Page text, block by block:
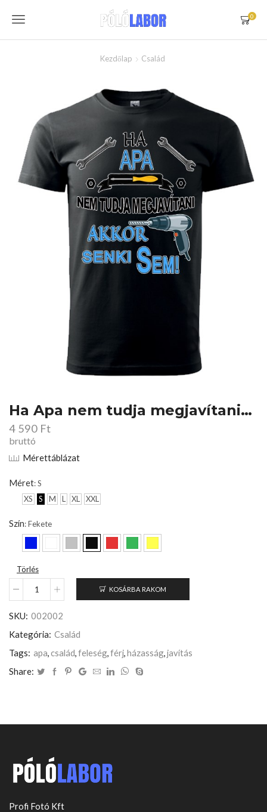
0
Menu
Kezdőlap Család
Ha Apa nem tudja megjavítani…
4 590 Ft
bruttó
Mérettáblázat
Méret: S
XS
S M L XL XXL
Szín: Fekete
Törlés
Darabszám
KOSÁRBA RAKOM
SKU: 002002
Kategória: Család
Tags: apa, család,feleség,férj,házasság,javítás
Share:
Profi Fotó Kft